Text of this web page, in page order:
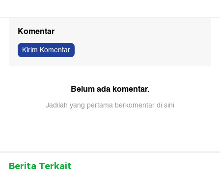
Komentar
Kirim Komentar
Belum ada komentar.
Jadilah yang pertama berkomentar di sini
Berita Terkait